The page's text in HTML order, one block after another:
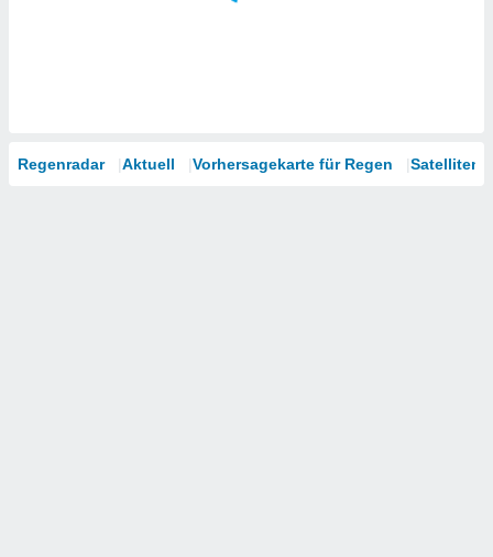
Regenradar Aktuell Vorhersagekarte für Regen Satelliten